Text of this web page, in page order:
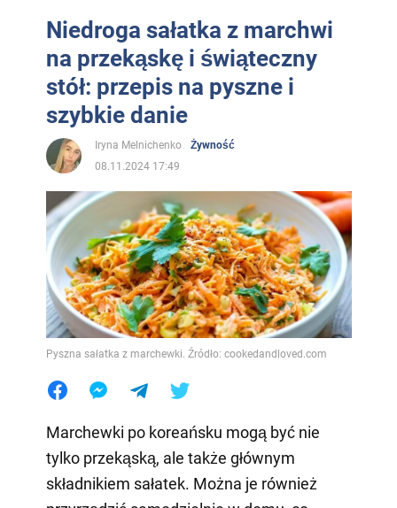
Niedroga sałatka z marchwi
na przekąskę i świąteczny
stół: przepis na pyszne i
szybkie danie
Iryna Melnichenko
Żywność
08.11.2024 17:49
Pyszna sałatka z marchewki. Źródło: cookedandloved.com
Marchewki po koreańsku mogą być nie
tylko przekąską, ale także głównym
składnikiem sałatek. Można je również